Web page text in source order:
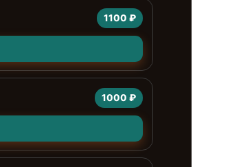
1100 ₽
1000 ₽